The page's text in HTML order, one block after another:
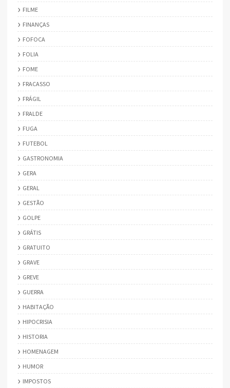
FILME
FINANÇAS
FOFOCA
FOLIA
FOME
FRACASSO
FRÁGIL
FRALDE
FUGA
FUTEBOL
GASTRONOMIA
GERA
GERAL
GESTÃO
GOLPE
GRÁTIS
GRATUITO
GRAVE
GREVE
GUERRA
HABITAÇÃO
HIPOCRISIA
HISTORIA
HOMENAGEM
HUMOR
IMPOSTOS